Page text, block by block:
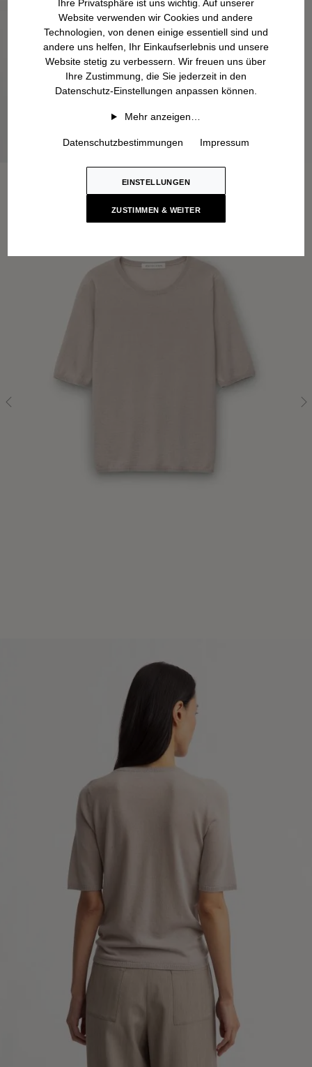
Ihre Privatsphäre ist uns wichtig. Auf unserer
Website verwenden wir Cookies und andere
Technologien, von denen einige essentiell sind und
andere uns helfen, Ihr Einkaufserlebnis und unsere
Website stetig zu verbessern. Wir freuen uns über
Ihre Zustimmung, die Sie jederzeit in den
Datenschutz-Einstellungen anpassen können.
Mehr anzeigen…
Datenschutzbestimmungen Impressum
EINSTELLUNGEN
ZUSTIMMEN & WEITER